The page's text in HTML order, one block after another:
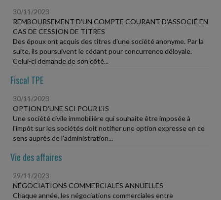
30/11/2023
REMBOURSEMENT D'UN COMPTE COURANT D'ASSOCIÉ EN
CAS DE CESSION DE TITRES
Des époux ont acquis des titres d'une société anonyme. Par la
suite, ils poursuivent le cédant pour concurrence déloyale.
Celui-ci demande de son côté...
Fiscal TPE
30/11/2023
OPTION D'UNE SCI POUR L'IS
Une société civile immobilière qui souhaite être imposée à
l'impôt sur les sociétés doit notifier une option expresse en ce
sens auprès de l'administration...
Vie des affaires
29/11/2023
NÉGOCIATIONS COMMERCIALES ANNUELLES
Chaque année, les négociations commerciales entre